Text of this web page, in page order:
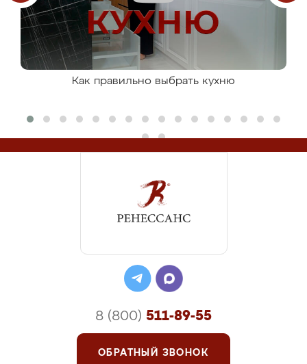
Как правильно выбрать кухню
8 (800) 511-89-55
ОБРАТНЫЙ ЗВОНОК